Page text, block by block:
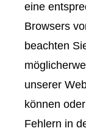
eine
Browsers
beachten
unserer
können
Fehlern in